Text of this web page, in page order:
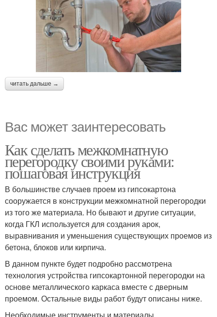
читать дальше →
Вас может заинтересовать
Как сделать межкомнатную
перегородку своими руками:
пошаговая инструкция
В большинстве случаев проем из гипсокартона
сооружается в конструкции межкомнатной перегородки
из того же материала. Но бывают и другие ситуации,
когда ГКЛ используется для создания арок,
выравнивания и уменьшения существующих проемов из
бетона, блоков или кирпича.
В данном пункте будет подробно рассмотрена
технология устройства гипсокартонной перегородки на
основе металлического каркаса вместе с дверным
проемом. Остальные виды работ будут описаны ниже.
Необходимые инструменты и материалы